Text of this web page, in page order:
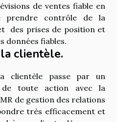
de ventes fiable en
contrôle de la
des prises de position et
données fiables.
clientèle.
clientèle passe par un
toute action avec la
de gestion des relations
très efficacement et